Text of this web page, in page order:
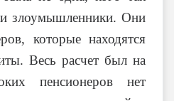
злоумышленники. Они
которые находятся
Весь расчет был на
пенсионеров нет